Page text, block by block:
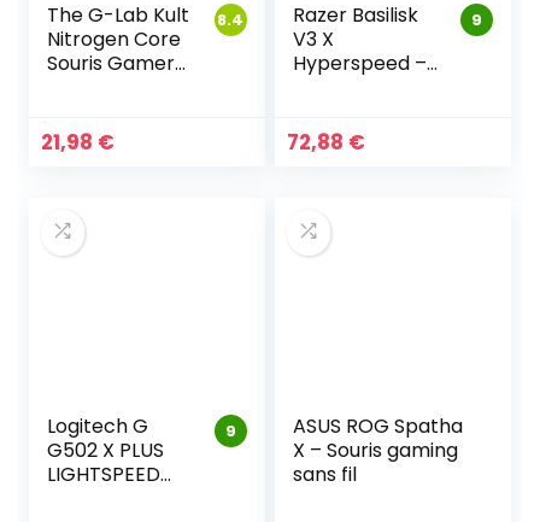
8.4
The G-Lab Kult
Nitrogen Core
Souris Gamer
21,98 €
9
Razer Basilisk
V3 X
Hyperspeed –
72,88 €
9
Logitech G
G502 X PLUS
LIGHTSPEED
ASUS ROG Spatha
X – Souris gaming
sans fil